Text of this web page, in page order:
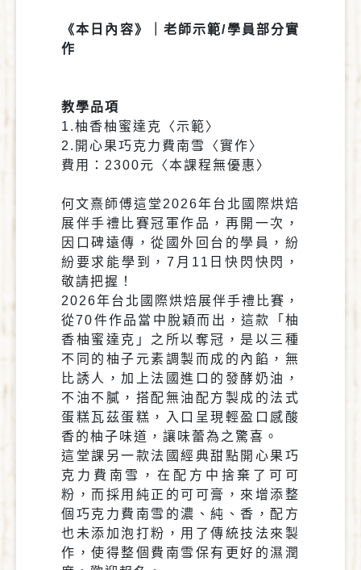
《本日內容》｜老師示範/學員部分實
作
教學品項
1.柚香柚蜜達克〈示範〉
2.開心果巧克力費南雪〈實作〉
費用：2300元〈本課程無優惠〉
何文熹師傅這堂2026年台北國際烘焙
展伴手禮比賽冠軍作品，再開一次，
因口碑遠傳，從國外回台的學員，紛
紛要求能學到，7月11日快閃快閃，
敬請把握！
2026年台北國際烘焙展伴手禮比賽，
從70件作品當中脫穎而出，這款「柚
香柚蜜達克」之所以奪冠，是以三種
不同的柚子元素調製而成的內餡，無
比誘人，加上法國進口的發酵奶油，
不油不膩，搭配無油配方製成的法式
蛋糕瓦茲蛋糕，入口呈現輕盈口感酸
香的柚子味道，讓味蕾為之驚喜。
這堂課另一款法國經典甜點開心果巧
克力費南雪，在配方中捨棄了可可
粉，而採用純正的可可膏，來增添整
個巧克力費南雪的濃、純、香，配方
也未添加泡打粉，用了傳統技法來製
作，使得整個費南雪保有更好的濕潤